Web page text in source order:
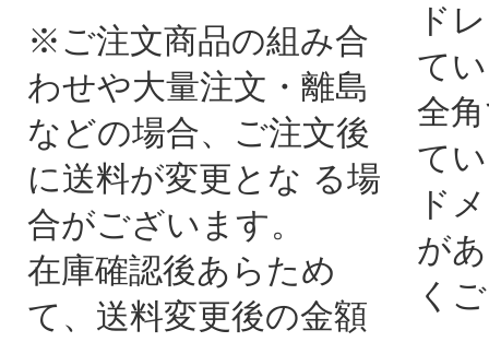
※ご注文商品の組み合
わせや大量注文・離島
などの場合、ご注文後
に送料が変更とな る場
合がございます。
在庫確認後あらため
て、送料変更後の金額
ド
て
全
て
ド
が
く